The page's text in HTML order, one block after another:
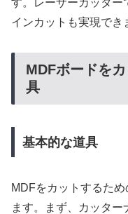
インカットも実現でき
MDFボードを
具
基本的な道具
MDFをカットするた
ます。まず、カッター